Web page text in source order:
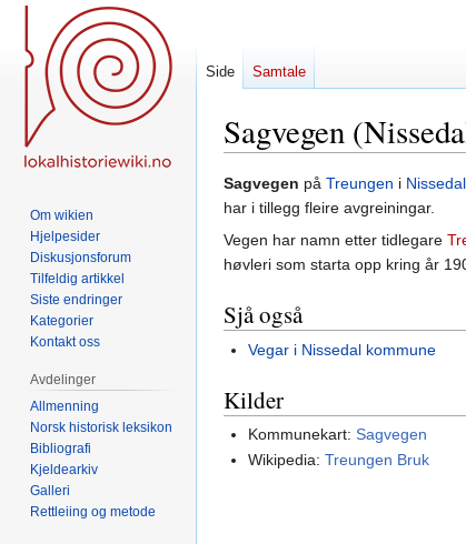
Sagvegen
Hopp
til
navigering
Hopp
til
søk
Sagvegen på Treungen i
har i tillegg fleire avgreiningar.
Vegen har namn etter tidlegare
høvleri som starta opp kring år
Sjå også
Vegar i Nissedal kommune
Kilder
Kommunekart:Sagvegen
Wikipedia:Treungen Bruk
Side Samtale
Om wikien
Hjelpesider
Diskusjonsforum
Tilfeldig artikkel
Siste endringer
Kategorier
Kontakt oss
Avdelinger
Allmenning
Norsk historisk leksikon
Bibliografi
Kjeldearkiv
Galleri
Rettleiing og metode